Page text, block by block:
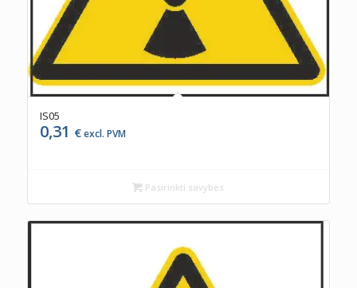
IS05
0,31 €excl. PVM
Pasirinkti savybes